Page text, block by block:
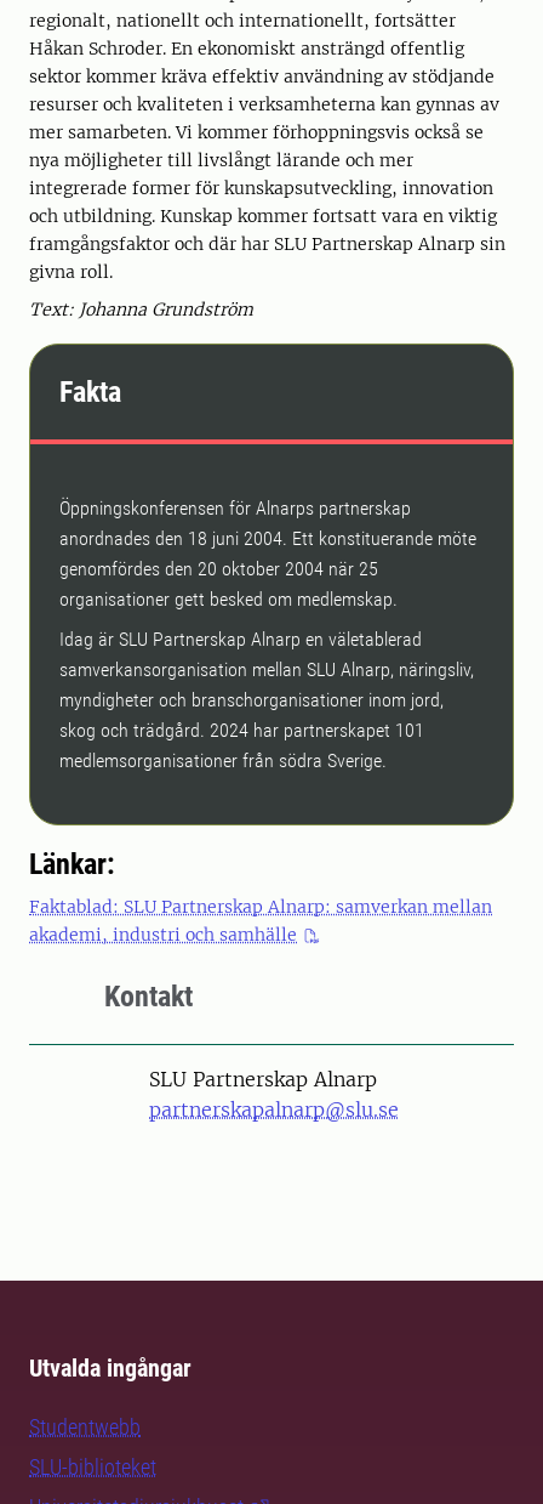
regionalt, nationellt och internationellt, fortsätter
Håkan Schroder. En ekonomiskt ansträngd offentlig
sektor kommer kräva effektiv användning av stödjande
resurser och kvaliteten i verksamheterna kan gynnas av
mer samarbeten. Vi kommer förhoppningsvis också se
nya möjligheter till livslångt lärande och mer
integrerade former för kunskapsutveckling, innovation
och utbildning. Kunskap kommer fortsatt vara en viktig
framgångsfaktor och där har SLU Partnerskap Alnarp sin
givna roll.
Text: Johanna Grundström
Fakta
Öppningskonferensen för Alnarps partnerskap
anordnades den 18 juni 2004. Ett konstituerande möte
genomfördes den 20 oktober 2004 när 25
organisationer gett besked om medlemskap.
Idag är SLU Partnerskap Alnarp en väletablerad
samverkansorganisation mellan SLU Alnarp, näringsliv,
myndigheter och branschorganisationer inom jord,
skog och trädgård. 2024 har partnerskapet 101
medlemsorganisationer från södra Sverige.
Länkar:
Faktablad: SLU Partnerskap Alnarp: samverkan mellan
akademi, industri och samhälle
Kontakt
SLU Partnerskap Alnarp
partnerskapalnarp@slu.se
Utvalda ingångar
Studentwebb
SLU-biblioteket